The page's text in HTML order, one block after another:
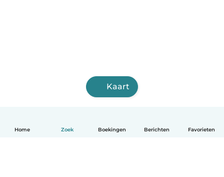
Home Zoek Boekingen Berichten Favorieten
Kaart